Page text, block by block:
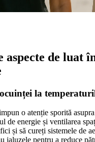
aspecte de luat
la
o atenție sporită
de energie și ventilarea
și să cureți sistemele de
jaluzele pentru a reduce